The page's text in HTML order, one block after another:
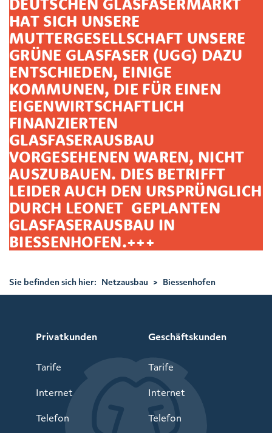
HAT SICH UNSERE
MUTTERGESELLSCHAFT UNSERE
GRÜNE GLASFASER (UGG) DAZU
ENTSCHIEDEN, EINIGE
KOMMUNEN, DIE FÜR EINEN
EIGENWIRTSCHAFTLICH
FINANZIERTEN
GLASFASERAUSBAU
VORGESEHENEN WAREN, NICHT
AUSZUBAUEN. DIES BETRIFFT
LEIDER AUCH DEN URSPRÜNGLICH
DURCH LEONET GEPLANTEN
GLASFASERAUSBAU IN
BIESSENHOFEN.+++
Sie befinden sich hier: Netzausbau > Biessenhofen
Privatkunden
Tarife
Internet
Telefon
Geschäftskunden
Tarife
Internet
Telefon